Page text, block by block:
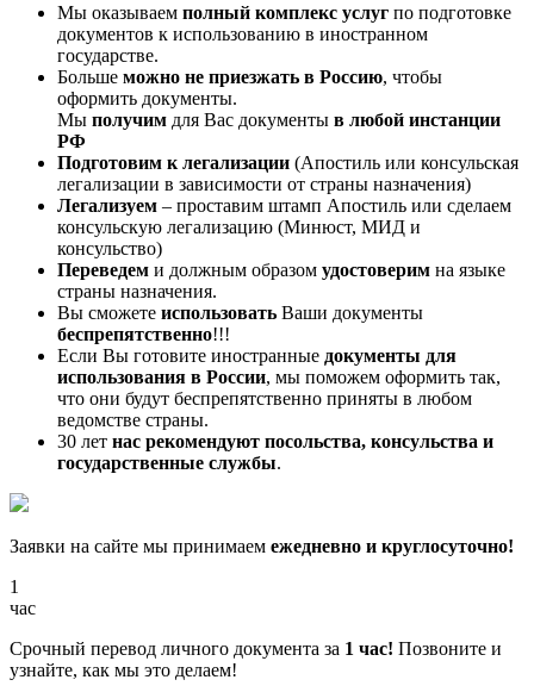
Мы оказываем полный комплекс услуг по подготовке
документов к использованию в иностранном
государстве.
Больше можно не приезжать в Россию, чтобы
оформить документы.
Мы получим для Вас документы в любой инстанции
РФ
Подготовим к легализации (Апостиль или консульская
легализации в зависимости от страны назначения)
Легализуем – проставим штамп Апостиль или сделаем
консульскую легализацию (Минюст, МИД и
консульство)
Переведем и должным образом удостоверим на языке
страны назначения.
Вы сможете использовать Ваши документы
беспрепятственно!!!
Если Вы готовите иностранные документы для
использования в России, мы поможем оформить так,
что они будут беспрепятственно приняты в любом
ведомстве страны.
30 лет нас рекомендуют посольства, консульства и
государственные службы.
Заявки на сайте мы принимаем ежедневно и круглосуточно!
1
час
Срочный перевод личного документа за 1 час! Позвоните и
узнайте, как мы это делаем!